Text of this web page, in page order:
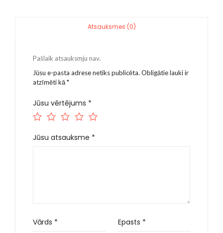
Atsauksmes (0)
Pašlaik atsauksmju nav.
Jūsu e-pasta adrese netiks publicēta. Obligātie lauki ir
atzīmēti kā*
Jūsu vērtējums *
Jūsu atsauksme *
Vārds * Epasts *